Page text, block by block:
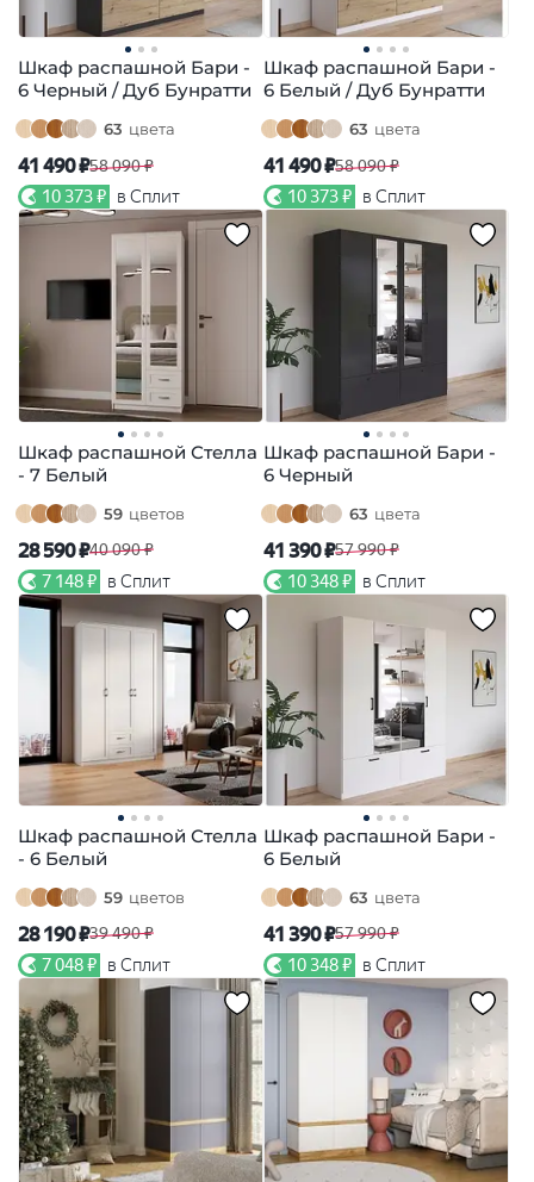
Шкаф распашной Бари -
6 Черный / Дуб Бунратти
63 цвета
41 490 ₽58 090 ₽
10 373 ₽ в Сплит
Шкаф распашной Бари -
6 Белый / Дуб Бунратти
63 цвета
41 490 ₽58 090 ₽
10 373 ₽ в Сплит
Шкаф распашной Стелла
- 7 Белый
59 цветов
28 590 ₽40 090 ₽
7 148 ₽ в Сплит
Шкаф распашной Бари -
6 Черный
63 цвета
41 390 ₽57 990 ₽
10 348 ₽ в Сплит
Шкаф распашной Стелла
- 6 Белый
59 цветов
28 190 ₽39 490 ₽
7 048 ₽ в Сплит
Шкаф распашной Бари -
6 Белый
63 цвета
41 390 ₽57 990 ₽
10 348 ₽ в Сплит